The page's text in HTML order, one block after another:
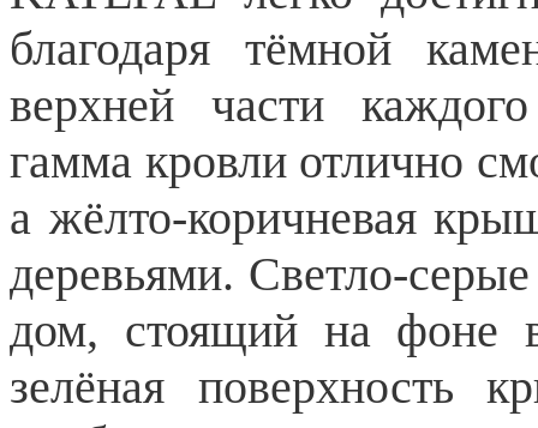
благодаря тёмной
верхней части
гамма кровли отлично
а жёлто-коричневая
деревьями. Светло-
дом, стоящий на фоне
зелёная поверхность